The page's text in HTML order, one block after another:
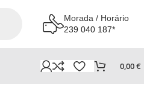
Morada / Horário
239 040 187*
0,00€